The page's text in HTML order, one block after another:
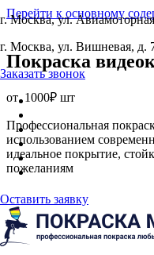
Перейти к основному
г. Москва, ул.
г. Москва, ул. Вишневая, д.
Заказать звонок
Оставить заявку
Покраска
от 1000₽ шт
Профессиональная
использованием
идеальное покрытие,
пожеланиям